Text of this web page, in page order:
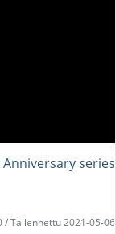
series
/ Tallennettu 2021-05-06